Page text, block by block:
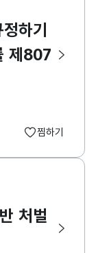
하기
제807
찜하기
처벌